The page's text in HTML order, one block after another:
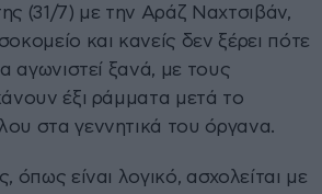
(31/7) με την Αράζ Ναχτσιβάν,
και κανείς δεν ξέρει πότε
αγωνιστεί ξανά, με τους
έξι ράμματα μετά το
στα γεννητικά του όργανα.
όπως είναι λογικό, ασχολείται με